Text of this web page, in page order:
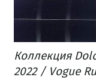
Коллекция
2022 / Vogue